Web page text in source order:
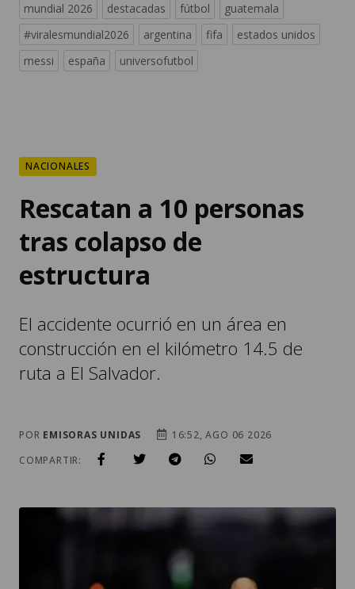
mundial 2026 destacadas fútbol
guatemala
#viralesmundial2026
argentina fifa
estados unidos
messi
españa universofutbol
NACIONALES
Rescatan a 10 personas
tras colapso de
estructura
El accidente ocurrió en un área en
construcción en el kilómetro 14.5 de
ruta a El Salvador.
POR EMISORAS UNIDAS
16:52, AGO 06 2026
COMPARTIR: